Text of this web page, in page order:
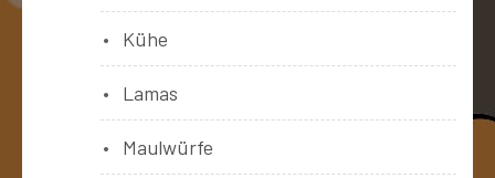
Kühe
Lamas
Maulwürfe